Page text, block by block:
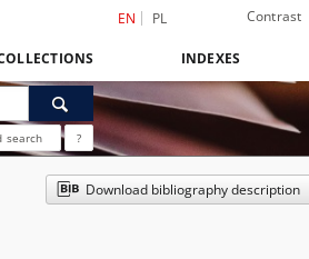
EN PL Contrast
INDEXES
search ?
Download bibliography description